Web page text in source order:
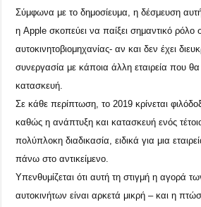
Σύμφωνα με το δημοσίευμα, η δέσμευση
η Apple σκοπεύει να παίξει σημαντικό ρόλο
αυτοκινητοβιομηχανίας- αν και δεν έχει
συνεργασία με κάποια άλλη εταιρεία που
κατασκευή.
Σε κάθε περίπτωση, το 2019 κρίνεται
καθώς η ανάπτυξη και κατασκευή ενός
πολύπλοκη διαδικασία, ειδικά για μια
πάνω στο αντικείμενο.
Υπενθυμίζεται ότι αυτή τη στιγμή η αγορά
αυτοκινήτων είναι αρκετά μικρή – και η